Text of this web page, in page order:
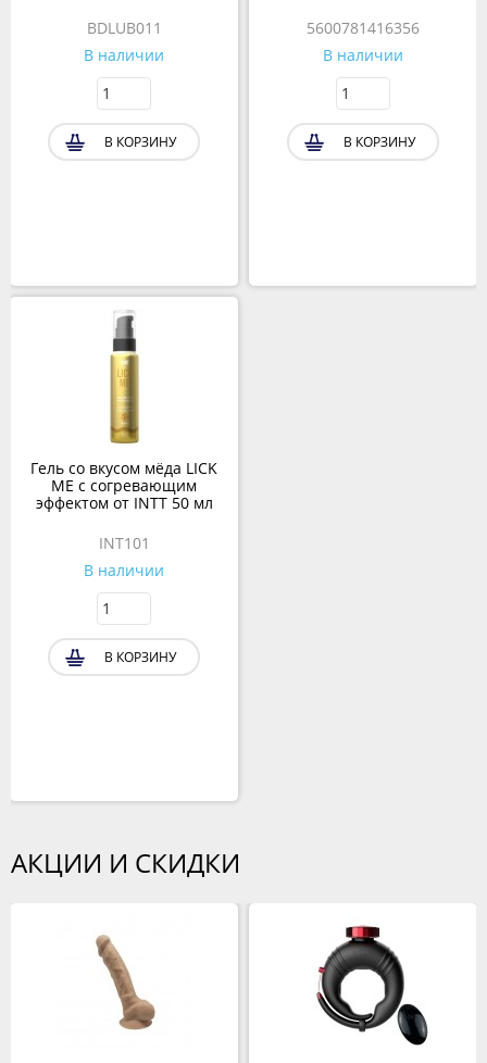
BDLUB011
В наличии
В КОРЗИНУ
Гель со вкусом мёда LICK
ME с согревающим
эффектом от INTT 50 мл
INT101
В наличии
В КОРЗИНУ
5600781416356
В наличии
В КОРЗИНУ
АКЦИИ И СКИДКИ